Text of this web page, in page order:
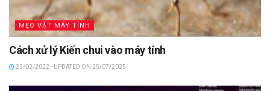
MẸO VẶT MÁY TÍNH
Cách xử lý Kiến chui vào máy tính
23/02/2022 - UPDATED ON 25/07/2025